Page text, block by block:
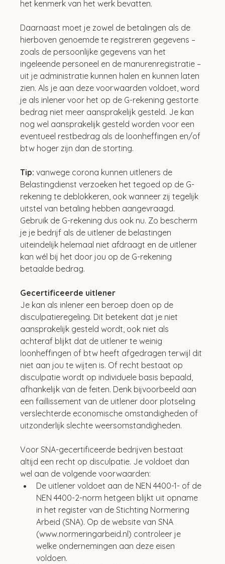
het kenmerk van het werk bevatten.
Daarnaast moet je zowel de betalingen als de
hierboven genoemde te registreren gegevens –
zoals de persoonlijke gegevens van het
ingeleende personeel en de manurenregistratie –
uit je administratie kunnen halen en kunnen laten
zien. Als je aan deze voorwaarden voldoet, word
je als inlener voor het op de G-rekening gestorte
bedrag niet meer aansprakelijk gesteld. Je kan
nog wel aansprakelijk gesteld worden voor een
eventueel restbedrag als de loonheffingen en/of
btw hoger zijn dan de storting.
Tip: vanwege corona kunnen uitleners de
Belastingdienst verzoeken het tegoed op de G-
rekening te deblokkeren, ook wanneer zij tegelijk
uitstel van betaling hebben aangevraagd.
Gebruik de G-rekening dus ook nu. Zo bescherm
je je bedrijf als de uitlener de belastingen
uiteindelijk helemaal niet afdraagt en de uitlener
kan wél bij het door jou op de G-rekening
betaalde bedrag.
Gecertificeerde uitlener
Je kan als inlener een beroep doen op de
disculpatieregeling. Dit betekent dat je niet
aansprakelijk gesteld wordt, ook niet als
achteraf blijkt dat de uitlener te weinig
loonheffingen of btw heeft afgedragen terwijl dit
niet aan jou te wijten is. Of recht bestaat op
disculpatie wordt op individuele basis bepaald,
afhankelijk van de feiten. Denk bijvoorbeeld aan
een faillissement van de uitlener door plotseling
verslechterde economische omstandigheden of
uitzonderlijk slechte weersomstandigheden.
Voor SNA-gecertificeerde bedrijven bestaat
altijd een recht op disculpatie. Je voldoet dan
wel aan de volgende voorwaarden:
De uitlener voldoet aan de NEN 4400-1- of de
NEN 4400-2-norm hetgeen blijkt uit opname
in het register van de Stichting Normering
Arbeid (SNA). Op de website van SNA
(www.normeringarbeid.nl) controleer je
welke ondernemingen aan deze eisen
voldoen.